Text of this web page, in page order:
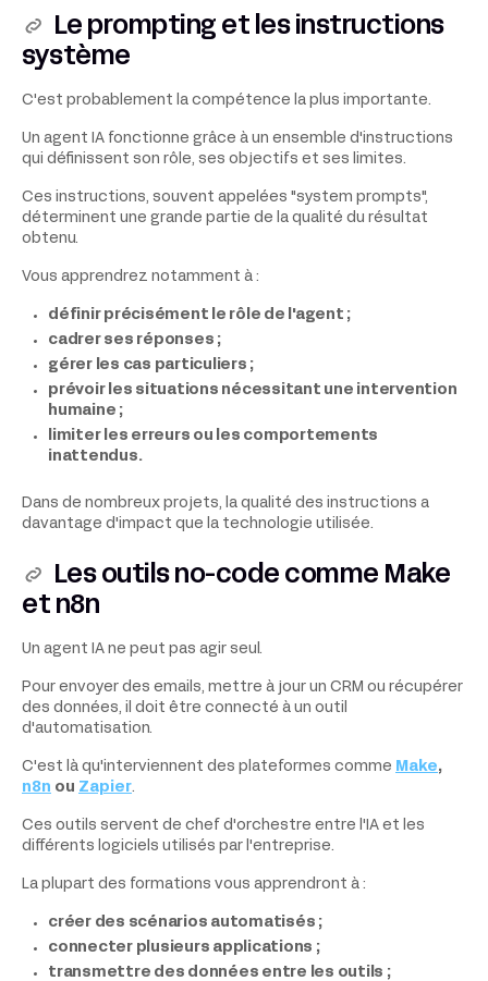
Le prompting et les instructions
système
C'est probablement la compétence la plus importante.
Un agent IA fonctionne grâce à un ensemble d'instructions
qui définissent son rôle, ses objectifs et ses limites.
Ces instructions, souvent appelées "system prompts",
déterminent une grande partie de la qualité du résultat
obtenu.
Vous apprendrez notamment à :
définir précisément le rôle de l'agent ;
cadrer ses réponses ;
gérer les cas particuliers ;
prévoir les situations nécessitant une intervention
humaine ;
limiter les erreurs ou les comportements
inattendus.
Dans de nombreux projets, la qualité des instructions a
davantage d'impact que la technologie utilisée.
Les outils no-code comme Make
et n8n
Un agent IA ne peut pas agir seul.
Pour envoyer des emails, mettre à jour un CRM ou récupérer
des données, il doit être connecté à un outil
d'automatisation.
C'est là qu'interviennent des plateformes comme Make,
n8n ou Zapier.
Ces outils servent de chef d'orchestre entre l'IA et les
différents logiciels utilisés par l'entreprise.
La plupart des formations vous apprendront à :
créer des scénarios automatisés ;
connecter plusieurs applications ;
transmettre des données entre les outils ;